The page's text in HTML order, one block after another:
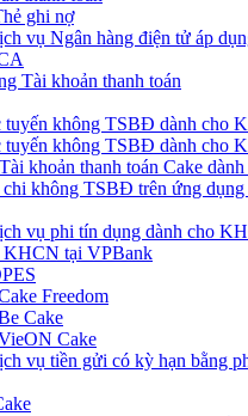
ghi nợ
vụ Ngân hàng điện tử áp
Tài khoản thanh toán
tuyến không TSBĐ dành cho
tuyến không TSBĐ dành cho
khoản thanh toán Cake
không TSBĐ trên ứng dụng
vụ phi tín dụng dành cho
KHCN tại VPBank
Freedom
Cake
Cake
vụ tiền gửi có kỳ hạn bằng